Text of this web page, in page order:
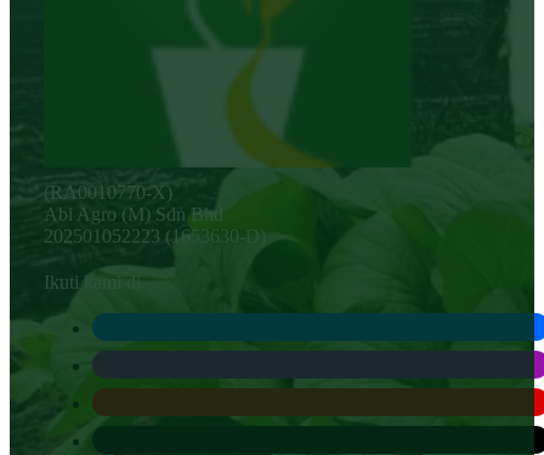
(RA0010770-X)
Abi Agro (M) Sdn Bhd
202501052223 (1653630-D)
Ikuti kami di